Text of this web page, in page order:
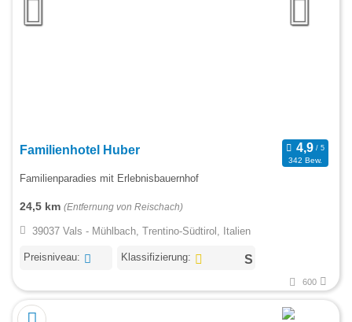
Familienhotel Huber
342 Bew.
Familienparadies mit Erlebnisbauernhof
24,5 km (Entfernung von Reischach)
39037 Vals - Mühlbach, Trentino-Südtirol, Italien
Preisniveau: Klassifizierung:
600